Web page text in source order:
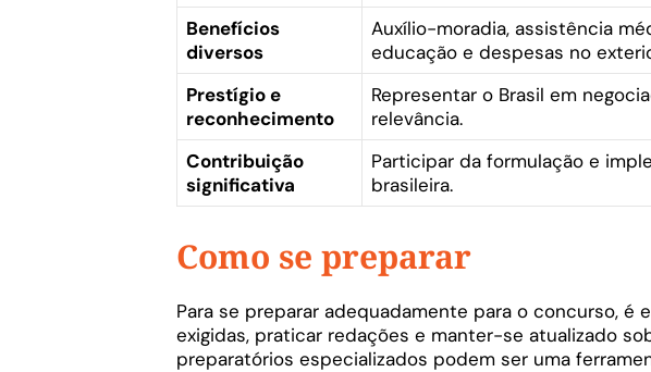
Benefícios
diversos
Auxílio-moradia, assistência
educação e despesas no
Prestígio e
reconhecimento
Representar o Brasil em
relevância.
Contribuição
significativa
Participar da formulação e
brasileira.
Como se preparar
Para se preparar adequadamente para o concurso, é
exigidas, praticar redações e manter-se atualizado
preparatórios especializados podem ser uma